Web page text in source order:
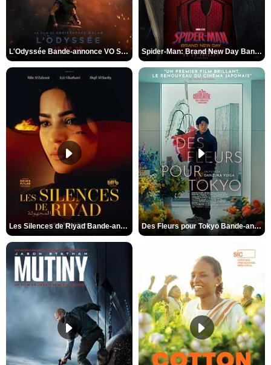
L'Odyssée Bande-annonce VO STFR Spider-Man: Brand New Day Bande-annonce VO STFR
Les Silences de Riyad Bande-annonce VO STFR Des Fleurs pour Tokyo Bande-annonce VO STFR